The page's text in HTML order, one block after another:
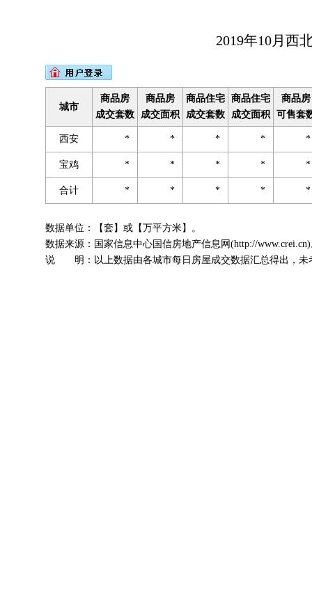
2019年10月西
城市
商品房
成交套数
商品房
成交面积
商品住宅
成交套数
商品住宅
成交面积
商品房
可售套
西安 * * * *
宝鸡 * * * *
合计 * * * *
数据单位：【套】或【万平方米】。
数据来源：国家信息中心国信房地产信息网(http://
说 明：以上数据由各城市每日房屋成交数据汇总得出，未